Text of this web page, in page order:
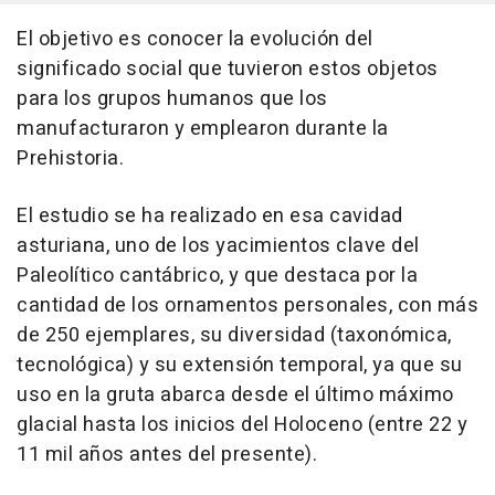
El objetivo es conocer la evolución del
significado social que tuvieron estos objetos
para los grupos humanos que los
manufacturaron y emplearon durante la
Prehistoria.
El estudio se ha realizado en esa cavidad
asturiana, uno de los yacimientos clave del
Paleolítico cantábrico, y que destaca por la
cantidad de los ornamentos personales, con más
de 250 ejemplares, su diversidad (taxonómica,
tecnológica) y su extensión temporal, ya que su
uso en la gruta abarca desde el último máximo
glacial hasta los inicios del Holoceno (entre 22 y
11 mil años antes del presente).